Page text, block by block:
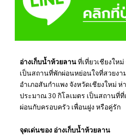
อ่างเก็บน้ำห้วยลานที่เที่ยวเชียงให
เป็นสถานที่พักผ่อนหย่อนใจที่สวยงา
อำเภอสันกำแพง จังหวัดเชียงใหม่ ห่
ประมาณ 30 กิโลเมตร เป็นสถานที่
ผ่อนกับครอบครัว เพื่อนฝูง หรือคู่รัก
จุดเด่นของ อ่างเก็บน้ำห้วยลาน